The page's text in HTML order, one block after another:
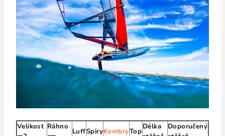
Velikost Ráhno
LuffSpiryKembryTop
Délka
Doporučený